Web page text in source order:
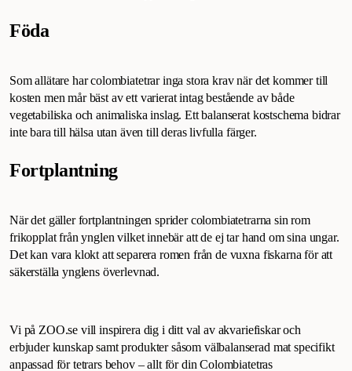
Föda
Som allätare har colombiatetrar inga stora krav när det kommer till
kosten men mår bäst av ett varierat intag bestående av både
vegetabiliska och animaliska inslag. Ett balanserat kostschema bidrar
inte bara till hälsa utan även till deras livfulla färger.
Fortplantning
När det gäller fortplantningen sprider colombiatetrarna sin rom
frikopplat från ynglen vilket innebär att de ej tar hand om sina ungar.
Det kan vara klokt att separera romen från de vuxna fiskarna för att
säkerställa ynglens överlevnad.
Vi på ZOO.se vill inspirera dig i ditt val av akvariefiskar och
erbjuder kunskap samt produkter såsom välbalanserad mat specifikt
anpassad för tetrars behov – allt för din Colombiatetras